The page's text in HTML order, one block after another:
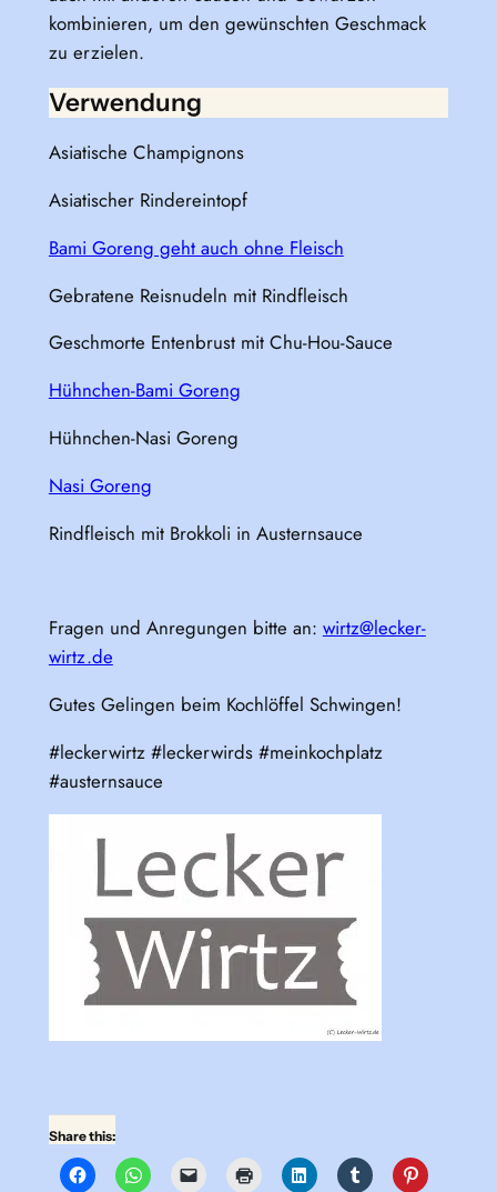
kombinieren, um den gewünschten Geschmack
zu erzielen.
Verwendung
Asiatische Champignons
Asiatischer Rindereintopf
Bami Goreng geht auch ohne Fleisch
Gebratene Reisnudeln mit Rindfleisch
Geschmorte Entenbrust mit Chu-Hou-Sauce
Hühnchen-Bami Goreng
Hühnchen-Nasi Goreng
Nasi Goreng
Rindfleisch mit Brokkoli in Austernsauce
Fragen und Anregungen bitte an: wirtz@lecker-
wirtz.de
Gutes Gelingen beim Kochlöffel Schwingen!
#leckerwirtz #leckerwirds #meinkochplatz
#austernsauce
Share this: